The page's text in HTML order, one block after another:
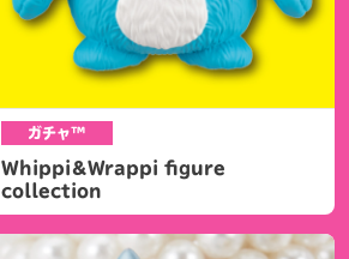
ガチャ™
Whippi＆Wrappi figure
collection